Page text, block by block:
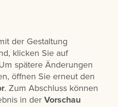
der Gestaltung
klicken Sie auf
spätere Änderungen
öffnen Sie erneut den
. Zum Abschluss können
in derVorschau